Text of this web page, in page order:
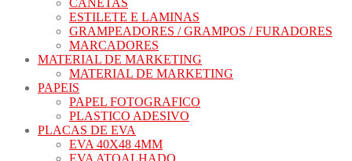
CANETAS
ESTILETE E LAMINAS
GRAMPEADORES / GRAMPOS / FURADORES
MARCADORES
MATERIAL DE MARKETING
MATERIAL DE MARKETING
PAPEIS
PAPEL FOTOGRAFICO
PLASTICO ADESIVO
PLACAS DE EVA
EVA 40X48 4MM